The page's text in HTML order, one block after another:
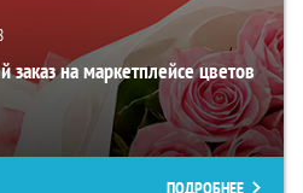
на маркетплейсе цветов